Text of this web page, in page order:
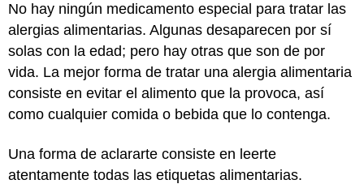
No hay ningún medicamento especial para tratar las
alergias alimentarias. Algunas desaparecen por sí
solas con la edad; pero hay otras que son de por
vida. La mejor forma de tratar una alergia alimentaria
consiste en evitar el alimento que la provoca, así
como cualquier comida o bebida que lo contenga.
Una forma de aclararte consiste en leerte
atentamente todas las etiquetas alimentarias.